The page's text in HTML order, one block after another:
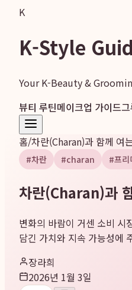
K
K-Style
Your K-Beauty &
뷰티 루틴메이크업 가이드
홈/차란(Charan)과 함께 여
#차란 #charan #프리
차란(Charan)과
변화의 바람이 거센 소비 시
담긴 가치와 지속 가능성에
장라희
2026년 1월 3일